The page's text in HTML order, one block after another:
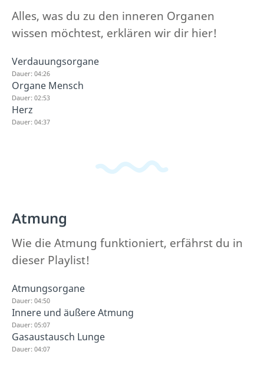
Alles, was du zu den inneren Organen
wissen möchtest, erklären wir dir hier!
Verdauungsorgane
Dauer: 04:26
Organe Mensch
Dauer: 02:53
Herz
Dauer: 04:37
Atmung
Wie die Atmung funktioniert, erfährst du in
dieser Playlist!
Atmungsorgane
Dauer: 04:50
Innere und äußere Atmung
Dauer: 05:07
Gasaustausch Lunge
Dauer: 04:07